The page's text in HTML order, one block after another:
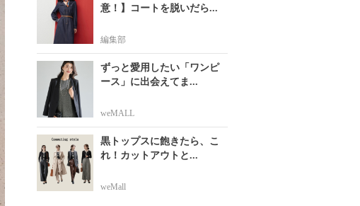
意！】コートを脱いだら...
編集部
ずっと愛用したい「ワンピ
ース」に出会えてま...
weMALL
黒トップスに飽きたら、こ
れ！カットアウトと...
weMall